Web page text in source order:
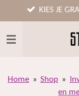
direct
naar
KIES JE
Home » Shop »
en